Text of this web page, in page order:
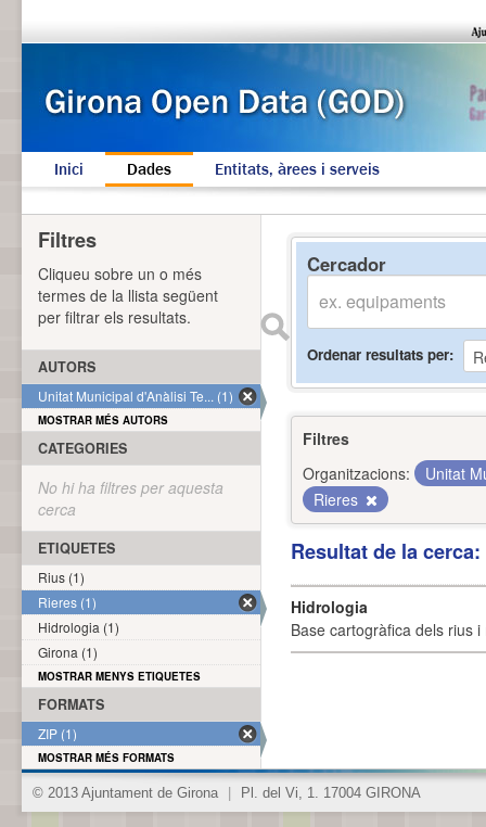
Inici Dades Entitats, àrees i serveis
Cercador
Ordenar resultats per
Filtres
Organitzacions:
Unitat
Rieres
Resultat de la
Hidrologia
Base cartogràfica dels rius
Filtres
Cliqueu sobre un o més
termes de la llista següent
per filtrar els resultats.
AUTORS
Unitat Municipal d'Anàlisi Te... (1)
MOSTRAR MÉS AUTORS
CATEGORIES
No hi ha filtres per aquesta
cerca
ETIQUETES
Rius (1)
Rieres (1)
Hidrologia (1)
Girona (1)
MOSTRAR MENYS ETIQUETES
FORMATS
ZIP (1)
MOSTRAR MÉS FORMATS
© 2013 Ajuntament de Girona Pl. del Vi, 1. 17004 GIRONA